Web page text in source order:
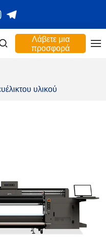
Λάβετε μια
προσφορά
υλικού